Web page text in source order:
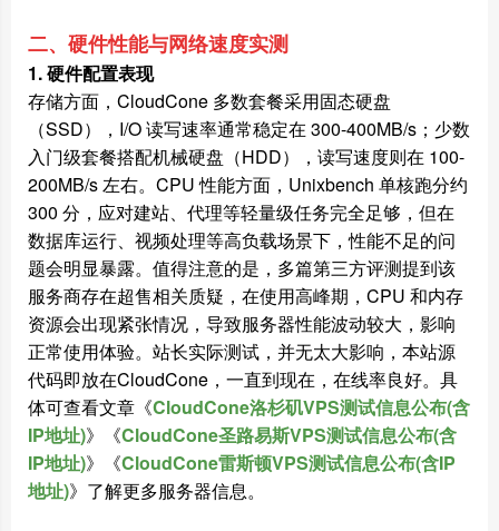
二、硬件性能与网络速度实测
1. 硬件配置表现
存储方面，CloudCone 多数套餐采用固态硬盘
（SSD），I/O 读写速率通常稳定在 300-400MB/s；少数
入门级套餐搭配机械硬盘（HDD），读写速度则在 100-
200MB/s 左右。CPU 性能方面，Unixbench 单核跑分约
300 分，应对建站、代理等轻量级任务完全足够，但在
数据库运行、视频处理等高负载场景下，性能不足的问
题会明显暴露。值得注意的是，多篇第三方评测提到该
服务商存在超售相关质疑，在使用高峰期，CPU 和内存
资源会出现紧张情况，导致服务器性能波动较大，影响
正常使用体验。站长实际测试，并无太大影响，本站源
代码即放在CloudCone，一直到现在，在线率良好。具
体可查看文章 《CloudCone洛杉矶VPS测试信息公布(含
IP地址)》《CloudCone圣路易斯VPS测试信息公布(含
IP地址)》《CloudCone雷斯顿VPS测试信息公布(含IP
地址)》 了解更多服务器信息。